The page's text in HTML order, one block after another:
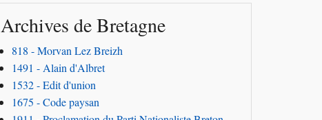
Archives de Bretagne
818 - Morvan Lez Breizh
1491 - Alain d'Albret
1532 - Edit d'union
1675 - Code paysan